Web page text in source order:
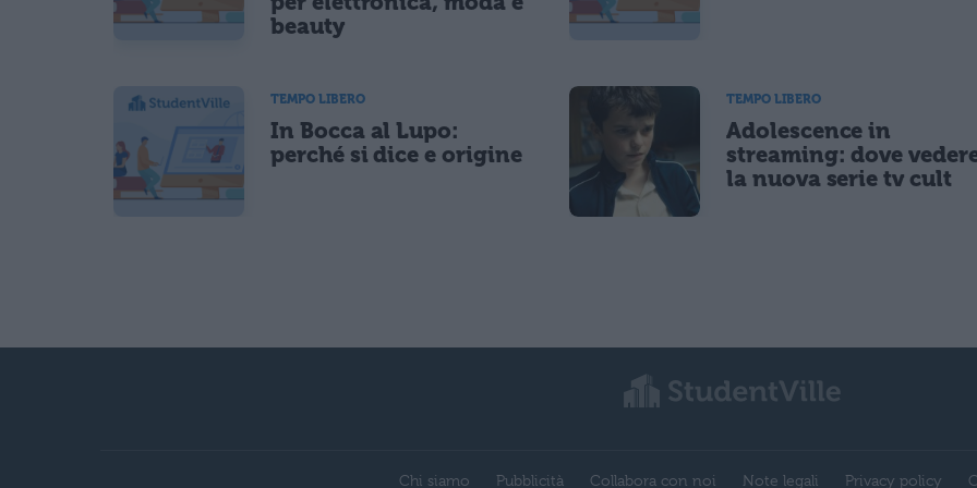
beauty
TEMPO LIBERO
In Bocca al Lupo:
perché si dice e origine
TEMPO LIBERO
Adolescence in
streaming: dove
la nuova serie tv cult
Chi siamo Pubblicità Collabora con noi Note legali Privacy policy